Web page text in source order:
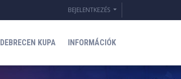
BEJELENTKEZÉS
DEBRECEN KUPA INFORMÁCIÓK